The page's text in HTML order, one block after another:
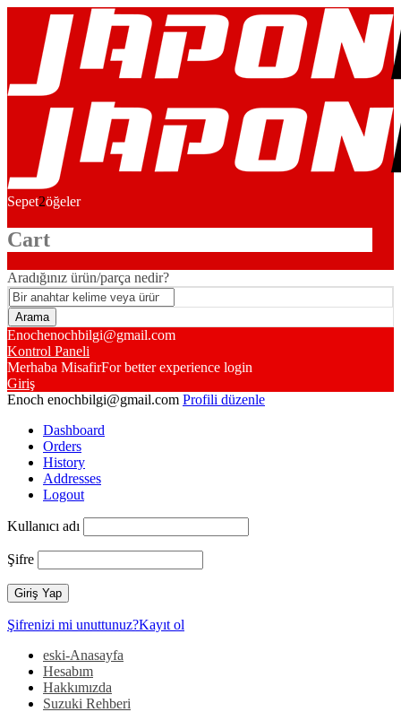
Sepet2öğeler
Cart
Aradığınız ürün/parça nedir?
Enochenochbilgi@gmail.com
Kontrol Paneli
Merhaba MisafirFor better experience login
Giriş
Enoch enochbilgi@gmail.com Profili düzenle
Dashboard
Orders
History
Addresses
Logout
Kullanıcı adı
Şifre
Şifrenizi mi unuttunuz?Kayıt ol
eski-Anasayfa
Hesabım
Hakkımızda
Suzuki Rehberi